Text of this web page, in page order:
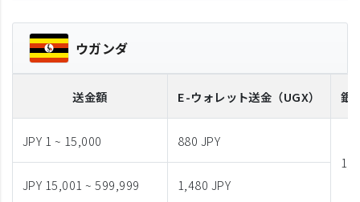
ウガンダ
送金額 E-ウォレット送金 （UGX） 銀
JPY 1 ~ 15,000
880 JPY
JPY 15,001 ~ 599,999
1,480 JPY